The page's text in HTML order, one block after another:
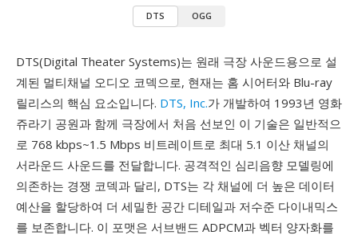
DTS OGG
DTS(Digital Theater Systems)는 원래 극장 사운드용으로 설
계된 멀티채널 오디오 코덱으로, 현재는 홈 시어터와 Blu-ray
릴리스의 핵심 요소입니다. DTS, Inc.가 개발하여 1993년 영화
쥬라기 공원과 함께 극장에서 처음 선보인 이 기술은 일반적으
로 768 kbps~1.5 Mbps 비트레이트로 최대 5.1 이산 채널의
서라운드 사운드를 전달합니다. 공격적인 심리음향 모델링에
의존하는 경쟁 코덱과 달리, DTS는 각 채널에 더 높은 데이터
예산을 할당하여 더 세밀한 공간 디테일과 저수준 다이내믹스
를 보존합니다. 이 포맷은 서브밴드 ADPCM과 벡터 양자화를